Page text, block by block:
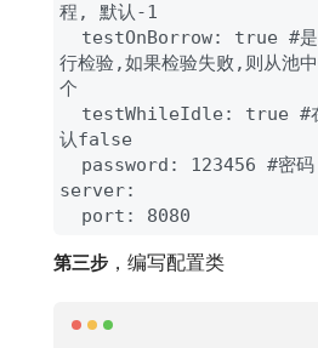
程, 默认-1
行检验,如果检验失败,则从池
个
认false
server:
  port: 8080
第三步 ，编写配置类